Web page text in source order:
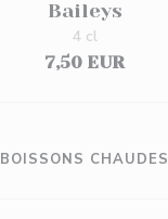
Baileys
7,50 EUR
4 cl
BOISSONS CHAUDES